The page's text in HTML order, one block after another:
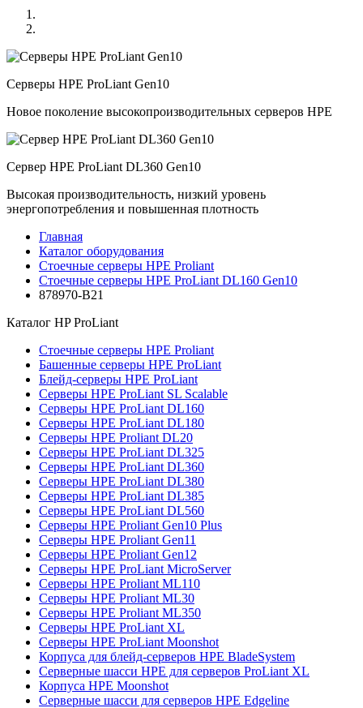
Серверы HPE ProLiant Gen10
Новое поколение высокопроизводительных серверов HPE
Сервер HPE ProLiant DL360 Gen10
Высокая производительность, низкий уровень
энергопотребления и повышенная плотность
Главная
Каталог оборудования
Стоечные серверы HPE Proliant
Стоечные серверы HPE ProLiant DL160 Gen10
878970-B21
Каталог HP ProLiant
Стоечные серверы HPE Proliant
Башенные серверы HPE ProLiant
Блейд-серверы HPE ProLiant
Серверы HPE ProLiant SL Scalable
Серверы HPE ProLiant DL160
Серверы HPE ProLiant DL180
Серверы HPE Proliant DL20
Серверы HPE ProLiant DL325
Серверы HPE ProLiant DL360
Серверы HPE ProLiant DL380
Серверы HPE ProLiant DL385
Серверы HPE ProLiant DL560
Серверы HPE Proliant Gen10 Plus
Серверы HPE Proliant Gen11
Серверы HPE Proliant Gen12
Серверы HPE ProLiant MicroServer
Серверы HPE Proliant ML110
Серверы HPE Proliant ML30
Серверы HPE Proliant ML350
Серверы HPE ProLiant XL
Серверы HPE ProLiant Moonshot
Корпуса для блейд-серверов HPE BladeSystem
Серверные шасси HPE для серверов ProLiant XL
Корпуса HPE Moonshot
Серверные шасси для серверов HPE Edgeline